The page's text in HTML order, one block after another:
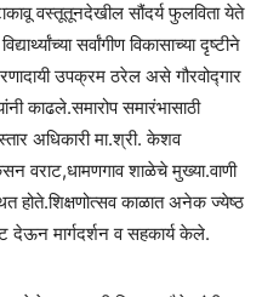
वस्तूतूनदेखील सौंदर्य फुलविता येते
सर्वांगीण विकासाच्या दृष्टीने
उपक्रम ठरेल असे गौरवोद्गार
काढले.समारोप समारंभासाठी
अधिकारी मा.श्री. केशव
वराट,धामणगाव शाळेचे मुख्या.वाणी
होते.शिक्षणोत्सव काळात अनेक ज्येष्ठ
देऊन मार्गदर्शन व सहकार्य केले.